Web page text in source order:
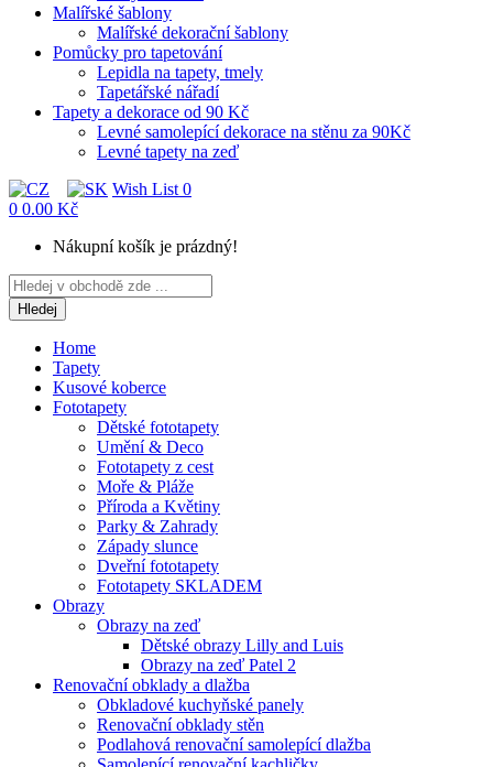
Malířské šablony
Malířské dekorační šablony
Pomůcky pro tapetování
Lepidla na tapety, tmely
Tapetářské nářadí
Tapety a dekorace od 90 Kč
Levné samolepící dekorace na stěnu za 90Kč
Levné tapety na zeď
Wish List 0
0 0.00 Kč
Nákupní košík je prázdný!
Hledej
Home
Tapety
Kusové koberce
Fototapety
Dětské fototapety
Umění & Deco
Fototapety z cest
Moře & Pláže
Příroda a Květiny
Parky & Zahrady
Západy slunce
Dveřní fototapety
Fototapety SKLADEM
Obrazy
Obrazy na zeď
Dětské obrazy Lilly and Luis
Obrazy na zeď Patel 2
Renovační obklady a dlažba
Obkladové kuchyňské panely
Renovační obklady stěn
Podlahová renovační samolepící dlažba